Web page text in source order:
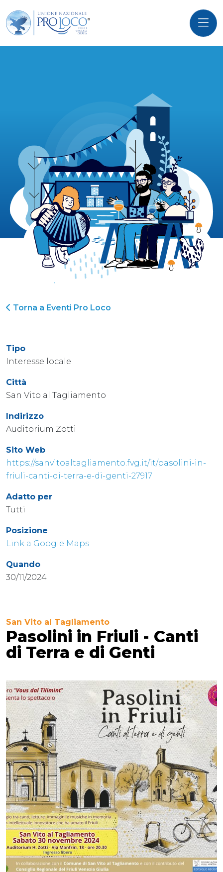
Torna a Eventi Pro Loco
Tipo
Interesse locale
Città
San Vito al Tagliamento
Indirizzo
Auditorium Zotti
Sito Web
https://sanvitoaltagliamento.fvg.it/it/pasolini-in-
friuli-canti-di-terra-e-di-genti-27917
Adatto per
Tutti
Posizione
Link a Google Maps
Quando
30/11/2024
San Vito al Tagliamento
Pasolini in Friuli - Canti
di Terra e di Genti